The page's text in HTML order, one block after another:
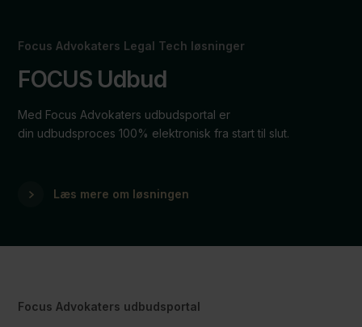
Focus Advokaters Legal Tech løsninger
FOCUS Udbud
Med Focus Advokaters udbudsportal er
din udbudsproces 100% elektronisk fra start til slut.
Læs mere om løsningen
Focus Advokaters udbudsportal